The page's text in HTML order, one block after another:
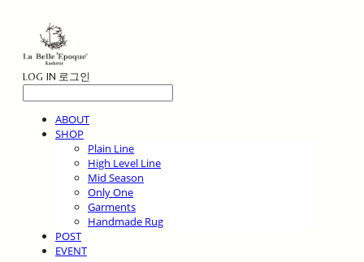
LOG IN 로그인
ABOUT
SHOP
Plain Line
High Level Line
Mid Season
Only One
Garments
Handmade Rug
POST
EVENT